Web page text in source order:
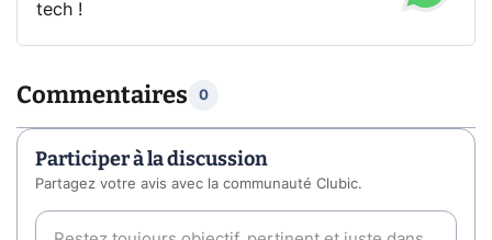
tech !
Commentaires 0
Participer à la discussion
Partagez votre avis avec la communauté Clubic.